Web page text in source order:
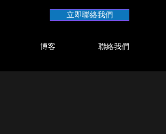
立即聯絡我們
博客 聯絡我們